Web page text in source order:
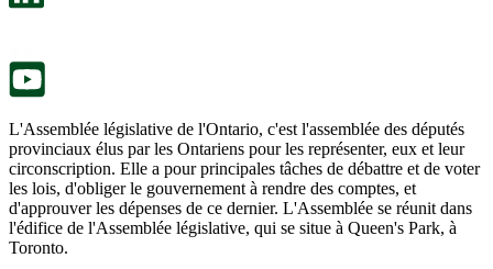
L'Assemblée législative de l'Ontario, c'est l'assemblée des députés
provinciaux élus par les Ontariens pour les représenter, eux et leur
circonscription. Elle a pour principales tâches de débattre et de voter
les lois, d'obliger le gouvernement à rendre des comptes, et
d'approuver les dépenses de ce dernier. L'Assemblée se réunit dans
l'édifice de l'Assemblée législative, qui se situe à Queen's Park, à
Toronto.